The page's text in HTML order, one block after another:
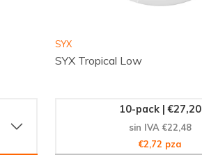
SYX
SYX Tropical Low
10-pack | €27,20
sin IVA €22,48
€2,72 pza